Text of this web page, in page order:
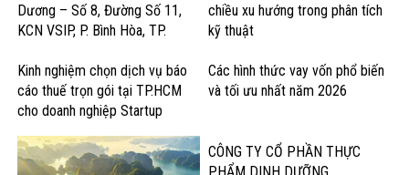
Dương – Số 8, Đường Số 11,
KCN VSIP, P. Bình Hòa, TP.
Khát & Thực Phẩm
chiều xu hướng trong phân tích
kỹ thuật
Kinh nghiệm chọn dịch vụ báo
cáo thuế trọn gói tại TP.HCM
cho doanh nghiệp Startup
Các hình thức vay vốn phổ biến
và tối ưu nhất năm 2026
CÔNG TY CỔ PHẦN THỰC
PHẨM DINH DƯỠNG